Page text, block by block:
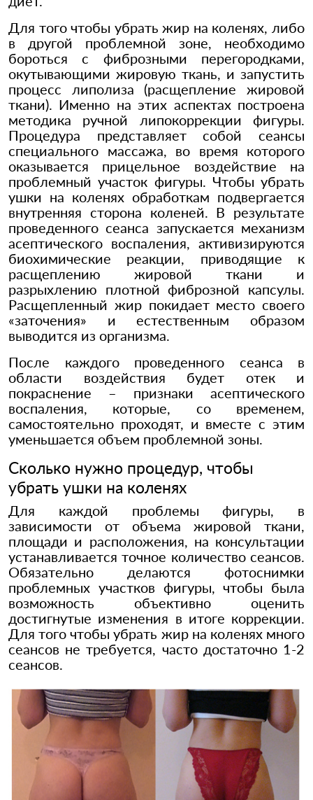
Для того чтобы убрать жир на коленях, либо
в другой проблемной зоне, необходимо
бороться с фиброзными перегородками,
окутывающими жировую ткань, и запустить
процесс липолиза (расщепление жировой
ткани). Именно на этих аспектах построена
методика ручной липокоррекции фигуры.
Процедура представляет собой сеансы
специального массажа, во время которого
оказывается прицельное воздействие на
проблемный участок фигуры. Чтобы убрать
ушки на коленях обработкам подвергается
внутренняя сторона коленей. В результате
проведенного сеанса запускается механизм
асептического воспаления, активизируются
биохимические реакции, приводящие к
расщеплению жировой ткани и
разрыхлению плотной фиброзной капсулы.
Расщепленный жир покидает место своего
«заточения» и естественным образом
выводится из организма.
После каждого проведенного сеанса в
области воздействия будет отек и
покраснение – признаки асептического
воспаления, которые, со временем,
самостоятельно проходят, и вместе с этим
уменьшается объем проблемной зоны.
Сколько нужно процедур, чтобы
убрать ушки на коленях
Для каждой проблемы фигуры, в
зависимости от объема жировой ткани,
площади и расположения, на консультации
устанавливается точное количество сеансов.
Обязательно делаются фотоснимки
проблемных участков фигуры, чтобы была
возможность объективно оценить
достигнутые изменения в итоге коррекции.
Для того чтобы убрать жир на коленях много
сеансов не требуется, часто достаточно 1-2
сеансов.